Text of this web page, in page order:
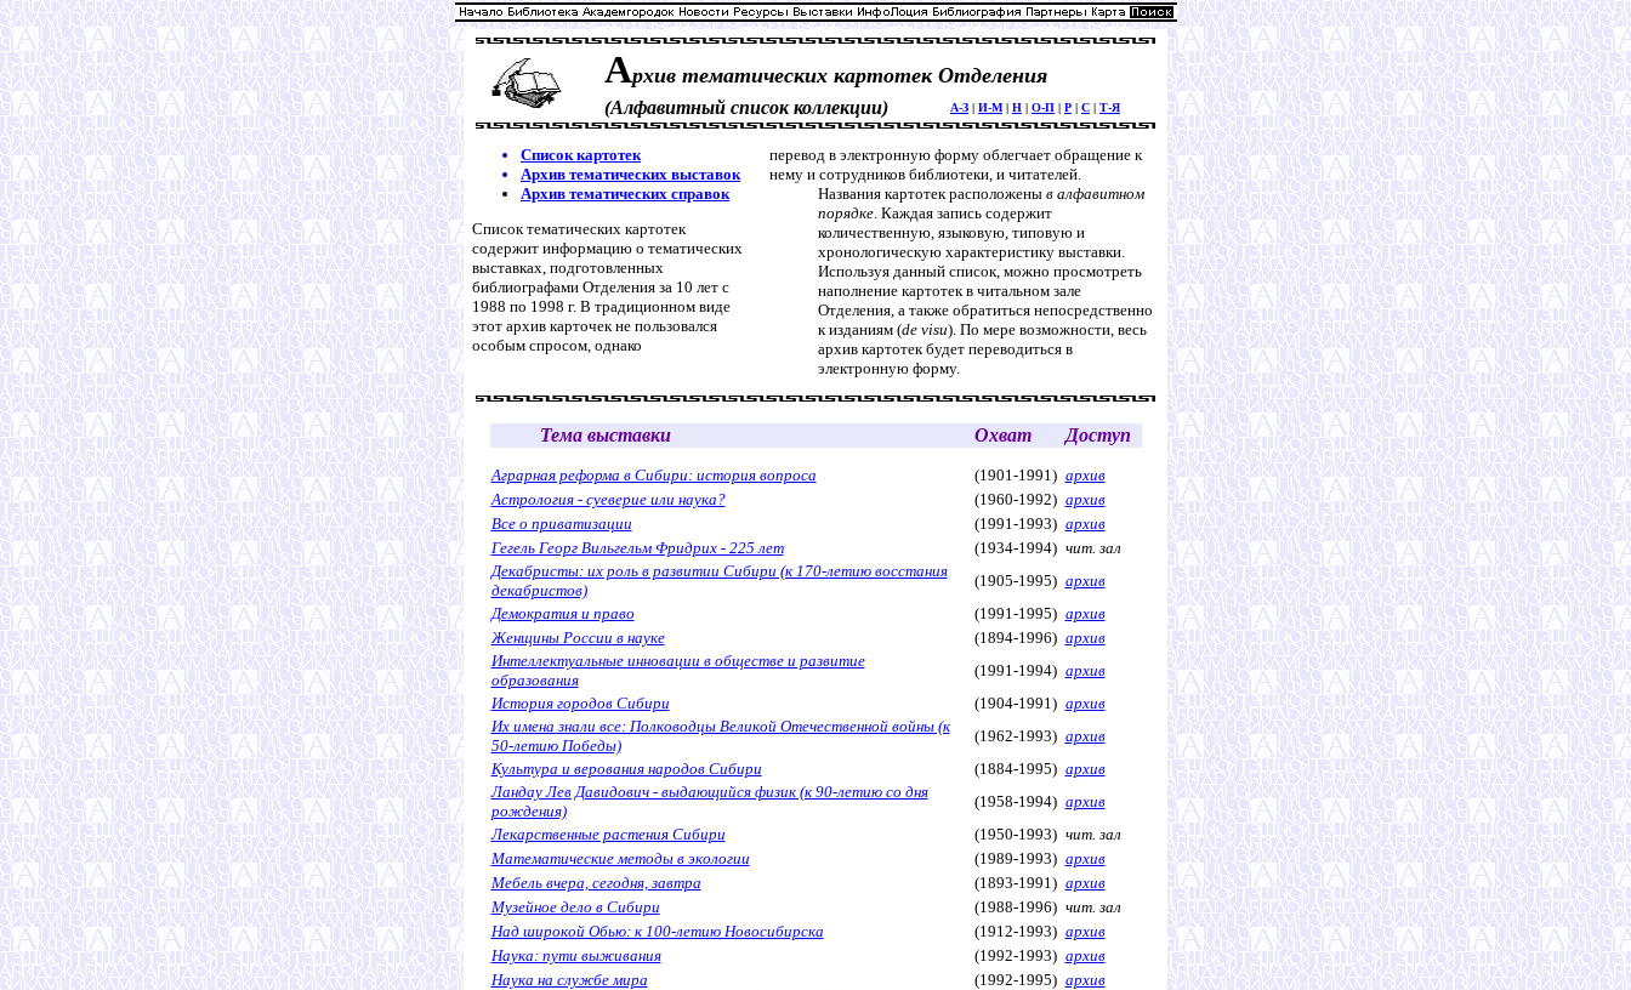
Архив тематических картотек Отделения
(Алфавитный список коллекции) А-З | И-М | Н | О-П | Р | С | Т-Я
Список картотек
Архив тематических выставок
Архив тематических справок
Список тематических картотек
содержит информацию о тематических
выставках, подготовленных
библиографами Отделения за 10 лет с
1988 по 1998 г. В традиционном виде
этот архив карточек не пользовался
особым спросом, однако
перевод в электронную форму облегчает обращение к
нему и сотрудников библиотеки, и читателей.
Названия картотек расположены в алфавитном
порядке. Каждая запись содержит
количественную, языковую, типовую и
хронологическую характеристику выставки.
Используя данный список, можно просмотреть
наполнение картотек в читальном зале
Отделения, а также обратиться непосредственно
к изданиям (de visu). По мере возможности, весь
архив картотек будет переводиться в
электронную форму.
Тема выставки Охват Доступ
Аграрная реформа в Сибири: история вопроса (1901-1991) архив
Астрология - суеверие или наука?
(1960-1992) архив
Все о приватизации
(1991-1993) архив
Гегель Георг Вильгельм Фридрих - 225 лет
(1934-1994) чит. зал
Декабристы: их роль в развитии Сибири (к 170-летию восстания
декабристов)
(1905-1995) архив
Демократия и право
(1991-1995) архив
Женщины России в науке
(1894-1996) архив
Интеллектуальные инновации в обществе и развитие
образования
(1991-1994) архив
История городов Сибири
(1904-1991) архив
Их имена знали все: Полководцы Великой Отечественной войны (к
50-летию Победы)
(1962-1993) архив
Культура и верования народов Сибири
(1884-1995) архив
Ландау Лев Давидович - выдающийся физик (к 90-летию со дня
рождения)
(1958-1994) архив
Лекарственные растения Сибири
(1950-1993) чит. зал
Математические методы в экологии
(1989-1993) архив
Мебель вчера, сегодня, завтра
(1893-1991) архив
Музейное дело в Сибири
(1988-1996) чит. зал
Над широкой Обью: к 100-летию Новосибирска
(1912-1993) архив
Наука: пути выживания
(1992-1993) архив
Наука на службе мира
(1992-1995) архив